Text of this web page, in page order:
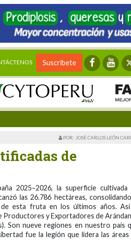
Suscríbete
POR: JOSÉ CARLOS LEÓN
de
2025–2026, la superficie cultivada
las 26.786 hectáreas,
esta fruta en los últimos años.
Productores y Exportadores de
Son nueve regiones en nuestro país
fue la legión que lidera las áreas